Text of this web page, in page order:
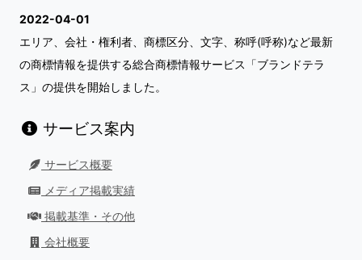
2022-04-01
エリア、会社・権利者、商標区分、文字、称呼(呼称)など最新
の商標情報を提供する総合商標情報サービス「ブランドテラ
ス」の提供を開始しました。
サービス案内
サービス概要
メディア掲載実績
掲載基準・その他
会社概要